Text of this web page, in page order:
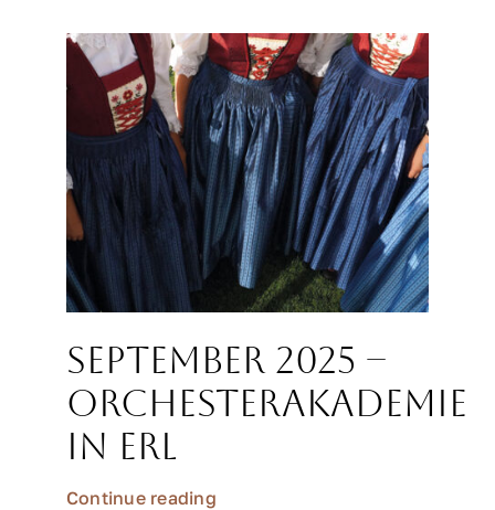
September 2025 –
Orchesterakademie
in Erl
Continue reading